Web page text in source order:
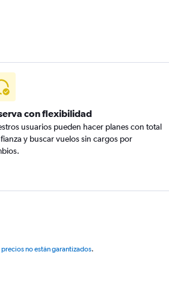
con flexibilidad
usuarios pueden hacer planes con total
y buscar vuelos sin cargos por
precios no están garantizados.